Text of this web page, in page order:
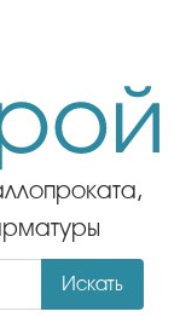
Искать